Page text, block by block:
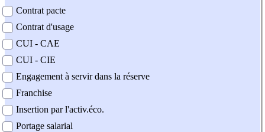
Contrat pacte
Contrat d'usage
CUI - CAE
CUI - CIE
Engagement à servir dans la réserve
Franchise
Insertion par l'activ.éco.
Portage salarial